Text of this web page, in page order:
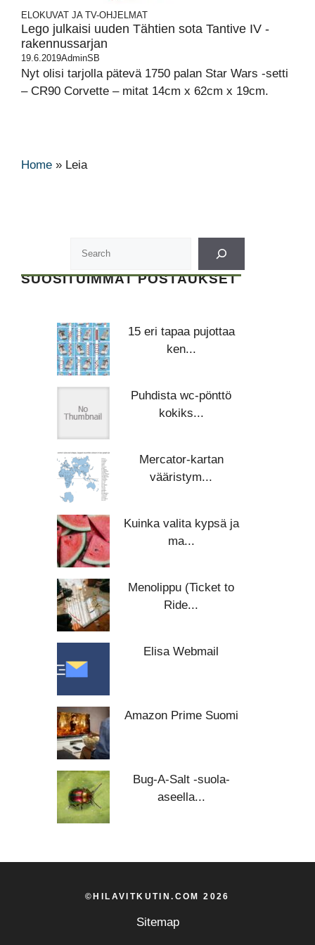
ELOKUVAT JA TV-OHJELMAT
Lego julkaisi uuden Tähtien sota Tantive IV -
rakennussarjan
19.6.2019AdminSB
Nyt olisi tarjolla pätevä 1750 palan Star Wars -setti
– CR90 Corvette – mitat 14cm x 62cm x 19cm.
Home » Leia
SUOSITUIMMAT POSTAUKSET
15 eri tapaa pujottaa
ken...
Puhdista wc-pönttö
kokiks...
Mercator-kartan
vääristym...
Kuinka valita kypsä ja
ma...
Menolippu (Ticket to
Ride...
Elisa Webmail
Amazon Prime Suomi
Bug-A-Salt -suola-
aseella...
©HILAVITKUTIN.COM 2026
Sitemap